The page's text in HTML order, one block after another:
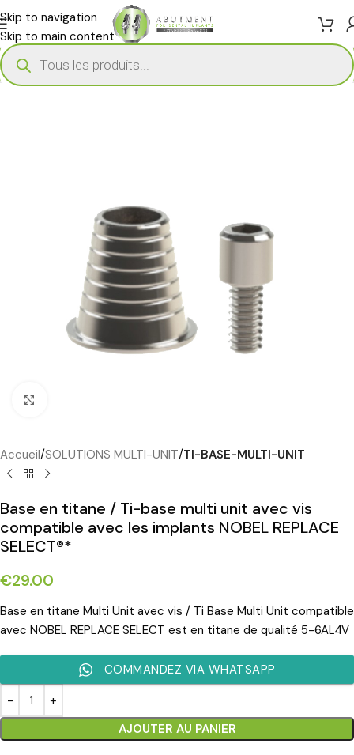
Skip to navigation
Skip to main content
Accueil SOLUTIONS MULTI-UNIT TI-BASE-MULTI-UNIT
Base en titane / Ti-base multi unit avec vis
compatible avec les implants NOBEL REPLACE
SELECT®*
€29.00
Base en titane Multi Unit avec vis / Ti Base Multi Unit compatible
avec NOBEL REPLACE SELECT est en titane de qualité 5-6AL4V
AJOUTER AU PANIER
COMMANDEZ VIA WHATSAPP